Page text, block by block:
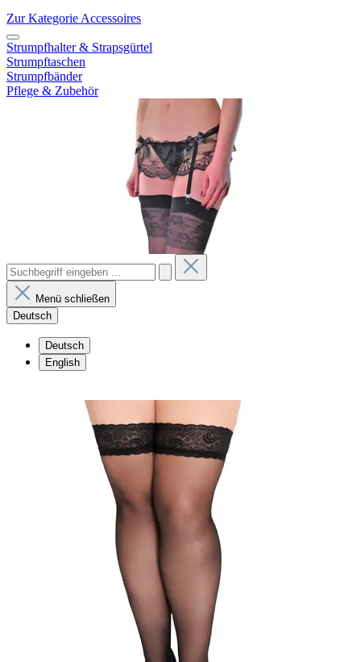
Zur Kategorie Accessoires
Strumpfhalter & Strapsgürtel
Strumpftaschen
Strumpfbänder
Pflege & Zubehör
Menü schließen
Deutsch
Deutsch
English